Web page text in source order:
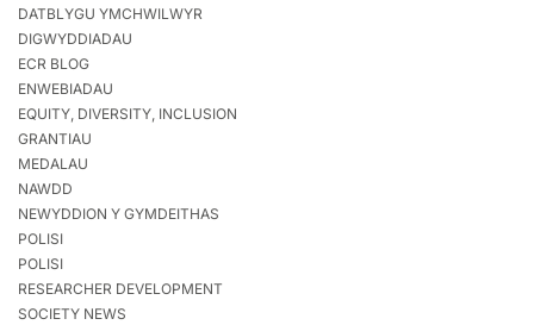
DATBLYGU YMCHWILWYR
DIGWYDDIADAU
ECR BLOG
ENWEBIADAU
EQUITY, DIVERSITY, INCLUSION
GRANTIAU
MEDALAU
NAWDD
NEWYDDION Y GYMDEITHAS
POLISI
POLISI
RESEARCHER DEVELOPMENT
SOCIETY NEWS